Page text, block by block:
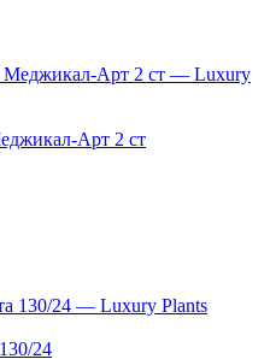
Арт 2 ст
24